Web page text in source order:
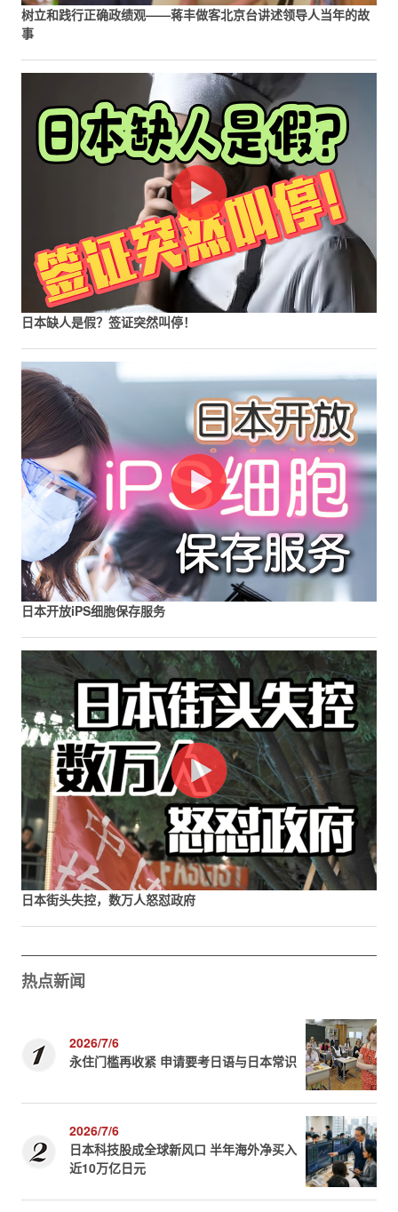
树立和践行正确政绩观——蒋丰做客北京台讲述领导人当年的故
事
日本缺人是假？签证突然叫停！
日本开放iPS细胞保存服务
日本街头失控，数万人怒怼政府
热点新闻
2026/7/6
永住门槛再收紧 申请要考日语与日本常识
2026/7/6
日本科技股成全球新风口 半年海外净买入
近10万亿日元